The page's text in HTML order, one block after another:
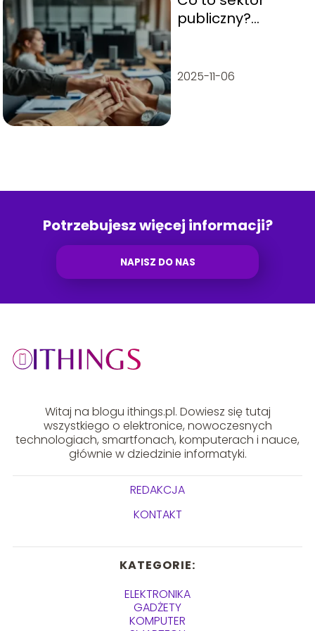
publiczny?
definicje
2025-11-06
Potrzebujesz więcej informacji?
NAPISZ DO NAS
Witaj na blogu ithings.pl. Dowiesz się tutaj
wszystkiego o elektronice, nowoczesnych
technologiach, smartfonach, komputerach i nauce,
głównie w dziedzinie informatyki.
REDAKCJA
KONTAKT
KATEGORIE:
ELEKTRONIKA
GADŻETY
KOMPUTER